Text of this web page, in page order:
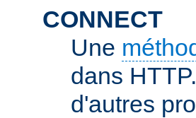
CONNECT
Une
dans
d'autres